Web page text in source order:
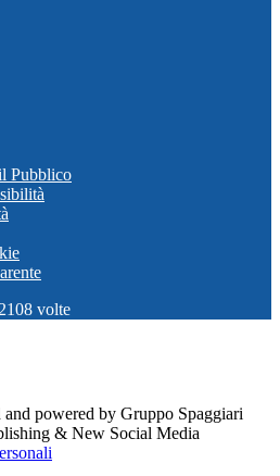
Pubblico
volte
powered by Gruppo Spaggiari
& New Social Media